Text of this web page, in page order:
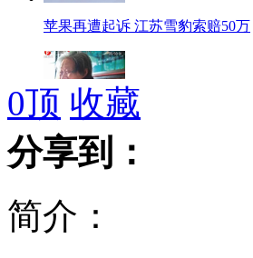
苹果再遭起诉 江苏雪豹索赔50万
八旬老太被骗18万 拾荒坚持还债
南京"裸跑弟"或成全国最小帆船手
0顶 收藏
分享到：
简介：